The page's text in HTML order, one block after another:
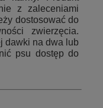
z zaleceniami
dostosować do
zwierzęcia.
dawki na dwa lub
psu dostęp do